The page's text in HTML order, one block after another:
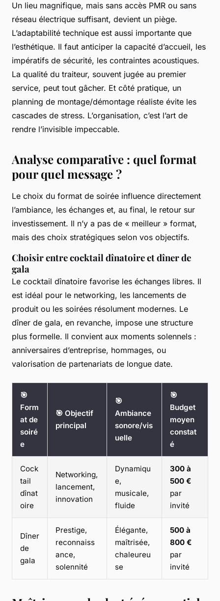
Un lieu magnifique, mais sans accès PMR ou sans
réseau électrique suffisant, devient un piège.
L’adaptabilité technique est aussi importante que
l’esthétique. Il faut anticiper la capacité d’accueil, les
impératifs de sécurité, les contraintes acoustiques.
La qualité du traiteur, souvent jugée au premier
service, peut tout gâcher. Et côté pratique, un
planning de montage/démontage réaliste évite les
cascades de stress. L’organisation, c’est l’art de
rendre l’invisible impeccable.
Analyse comparative : quel format
pour quel message ?
Le choix du format de soirée influence directement
l’ambiance, les échanges et, au final, le retour sur
investissement. Il n’y a pas de « meilleur » format,
mais des choix stratégiques selon vos objectifs.
Choisir entre cocktail dînatoire et dîner de
gala
Le cocktail dînatoire favorise les échanges libres. Il
est idéal pour le networking, les lancements de
produit ou les soirées résolument modernes. Le
dîner de gala, en revanche, impose une structure
plus formelle. Il convient aux moments solennels :
anniversaires d’entreprise, hommages, ou
valorisation de partenariats de longue date.
🎯
Form
at de
soiré
e
🎯 Objectif
principal
🎯
Ambiance
sonore/vis
uelle
🎯
Budget
moyen
constat
é
Cock
tail
dînat
oire
Networking,
lancement,
innovation
Dynamiqu
e,
musicale,
fluide
300 à
500 €
par
invité
Dîner
de
gala
Prestige,
reconnaiss
ance,
solennité
Élégante,
maîtrisée,
chaleureu
se
500 à
800 €
par
invité